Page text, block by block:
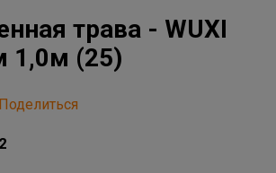
трава - WUXI
1,0м (25)
Поделиться